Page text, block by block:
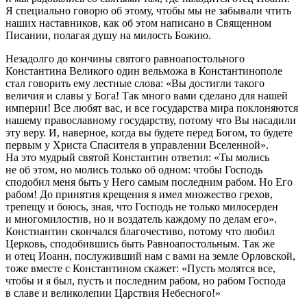
Я специально говорю об этому, чтобы мы не забывали чтить
наших наставников, как об этом написано в Священном
Писании, полагая душу на милость Божию.
Незадолго до кончины святого равноапостольного
Константина Великого один вельможа в Константинополе
стал говорить ему лестные слова: «Вы достигли такого
величия и славы у Бога! Так много вами сделано для нашей
империи! Все любят вас, и все государства мира поклоняются
нашему православному государству, потому что Вы насадили
эту веру. И, наверное, когда вы будете перед Богом, то будете
первым у Христа Спасителя в управлении Вселенной».
На это мудрый святой Константин ответил: «Ты молись
не об этом, но молись только об одном: чтобы Господь
сподобил меня быть у Него самым последним рабом. Но Его
рабом! До принятия крещения я имел множество грехов,
трепещу и боюсь, зная, что Господь не только милосерден
и многомилостив, но и воздатель каждому по делам его».
Констиантин скончался благочестиво, потому что любил
Церковь, сподобившись быть Равноапостольным. Так же
и отец Иоанн, послуживший нам с вами на земле Орловской,
тоже вместе с Константином скажет: «Пусть молятся все,
чтобы и я был, пусть и последним рабом, но рабом Господа
в славе и великолепии Царствия Небесного!»